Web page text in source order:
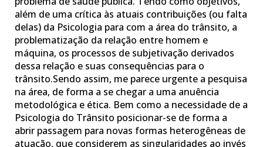
além de uma crítica às atuais contribuições (ou falta
delas) da Psicologia para com a área do trânsito, a
problematização da relação entre homem e
máquina, os processos de subjetivação derivados
dessa relação e suas consequências para o
trânsito.Sendo assim, me parece urgente a pesquisa
na área, de forma a se chegar a uma anuência
metodológica e ética. Bem como a necessidade de a
Psicologia do Trânsito posicionar-se de forma a
abrir passagem para novas formas heterogêneas de
atuação, que considerem as singularidades ao invés